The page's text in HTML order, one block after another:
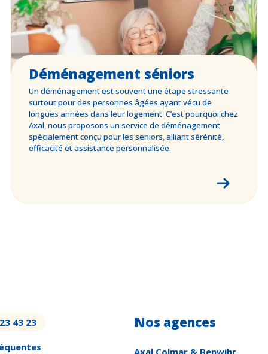
Déménagement séniors
Un déménagement est souvent une étape stressante
surtout pour des personnes âgées ayant vécu de
longues années dans leur logement. C’est pourquoi chez
Axal, nous proposons un service de déménagement
spécialement conçu pour les seniors, alliant sérénité,
efficacité et assistance personnalisée.
43 23 Nos agences